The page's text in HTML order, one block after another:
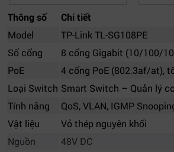
Thông số
Chi tiết
Model
TP-Link TL-SG108PE
Số cổng
8 cổng Gigabit (10/100/
PoE
4 cổng PoE (802.3af/at),
Loại Switch Smart Switch – Quản lý
Tính năng
QoS, VLAN, IGMP
Vật liệu
Vỏ thép nguyên khối
Nguồn
48V DC